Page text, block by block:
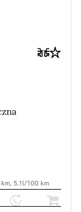
km, 5.1l/100 km